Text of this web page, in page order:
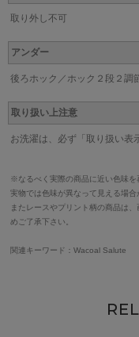
取り外し不可
アンダー
後ろホック／ホック２段２調
取り扱い上注意
お洗濯は、必ず「取り扱い表
※なるべく実際の商品に近い色味を
実物では色味が異なって見える場合
またレースやプリント柄の商品は
めご了承下さい。
関連キーワード：Wacoal Salute